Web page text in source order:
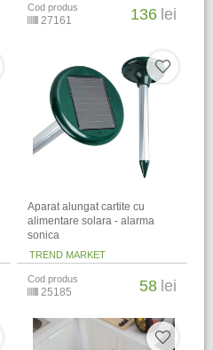
Cod produs
27161 136 lei
Aparat alungat cartite cu
alimentare solara - alarma
sonica
TREND MARKET
Cod produs
25185 58 lei